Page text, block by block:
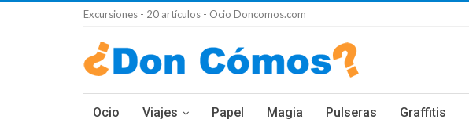
Excursiones - 20 artículos - Ocio Doncomos.com
Ocio Viajes Papel Magia Pulseras Graffitis